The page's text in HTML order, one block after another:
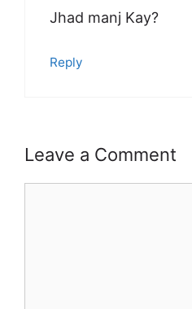
Jhad manj Kay?
Reply
Leave a Comment